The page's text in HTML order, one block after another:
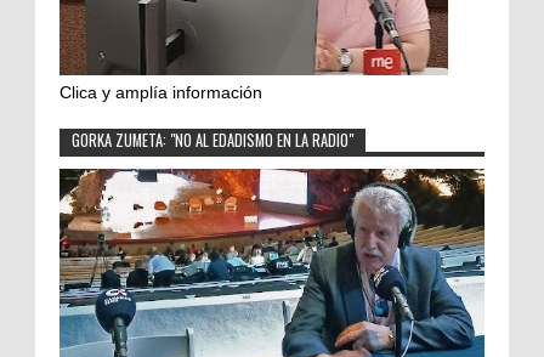
Clica y amplía información
GORKA ZUMETA: "NO AL EDADISMO EN LA RADIO"